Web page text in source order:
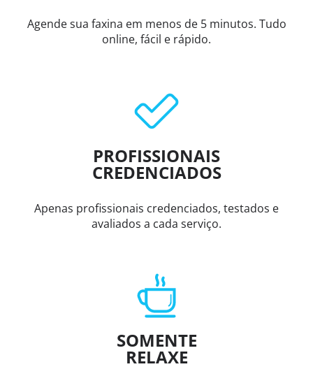
Agende sua faxina em menos de 5 minutos. Tudo
online, fácil e rápido.
PROFISSIONAIS
CREDENCIADOS
Apenas profissionais credenciados, testados e
avaliados a cada serviço.
SOMENTE
RELAXE